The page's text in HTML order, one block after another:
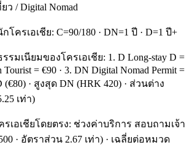
ว / Digital Nomad
ครเอเชีย: C=90/180 · DN=1 ปี · D=1 ปี+
รมเนียมของโครเอเชีย: 1. D Long-stay D =
Tourist = €90 · 3. DN Digital Nomad Permit =
(€80) · สูงสุด DN (HRK 420) · ส่วนต่าง
เท่า)
เอเชียโดยตรง: ช่วงค่าบริการ สอบถามเจ้า
· อัตราส่วน 2.67 เท่า) · เฉลี่ยต่อหมวด